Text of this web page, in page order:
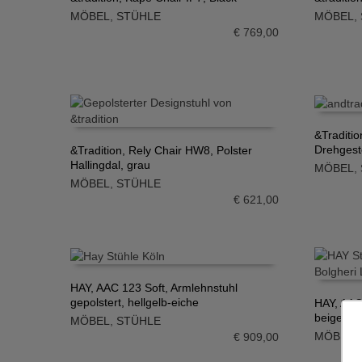
IN DEN WARENKORB
MÖBEL, STÜHLE
€769,00
IN DEN
MÖBEL,
IN DEN WARENKORB
&Tradition, Rely Chair HW8, Polster
Hallingdal, grau
MÖBEL
STÜHLE
€621,00
IN DEN
MÖBEL,
IN DEN WARENKORB
HAY, AAC 123 Soft, Armlehnstuhl
gepolstert, hellgelb-eiche
MÖBEL, STÜHLE
€909,00
IN DEN
HAY,
beige-
MÖBEL